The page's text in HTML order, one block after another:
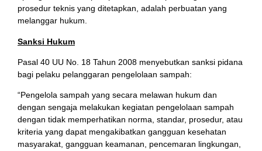
prosedur teknis yang ditetapkan, adalah perbuatan yang
melanggar hukum.
Sanksi Hukum
Pasal 40 UU No. 18 Tahun 2008 menyebutkan sanksi pidana
bagi pelaku pelanggaran pengelolaan sampah:
“Pengelola sampah yang secara melawan hukum dan
dengan sengaja melakukan kegiatan pengelolaan sampah
dengan tidak memperhatikan norma, standar, prosedur, atau
kriteria yang dapat mengakibatkan gangguan kesehatan
masyarakat, gangguan keamanan, pencemaran lingkungan,